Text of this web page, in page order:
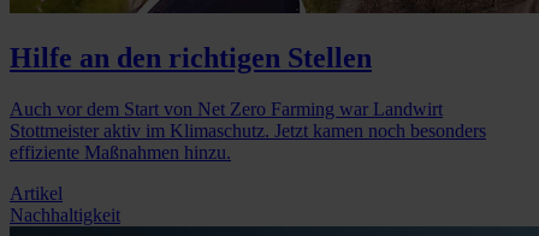
Hilfe an den richtigen Stellen
Auch vor dem Start von Net Zero Farming war Landwirt
Stottmeister aktiv im Klimaschutz. Jetzt kamen noch besonders
effiziente Maßnahmen hinzu.
Artikel
Nachhaltigkeit